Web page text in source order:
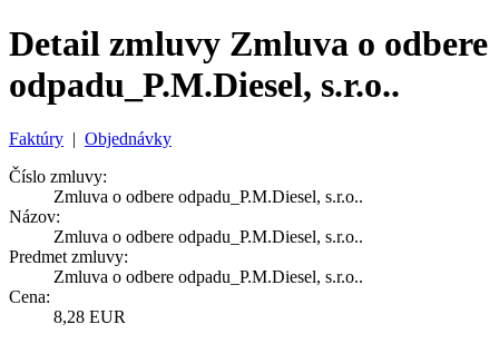
Detail zmluvy Zmluva o odbere
odpadu_P.M.Diesel, s.r.o..
Faktúry | Objednávky
Číslo zmluvy:
Zmluva o odbere odpadu_P.M.Diesel, s.r.o..
Názov:
Zmluva o odbere odpadu_P.M.Diesel, s.r.o..
Predmet zmluvy:
Zmluva o odbere odpadu_P.M.Diesel, s.r.o..
Cena:
8,28 EUR